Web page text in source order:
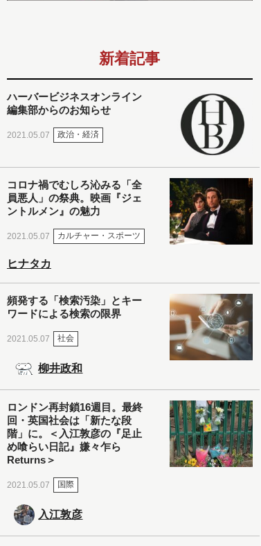
新着記事
ハーバービジネスオンライン
編集部からのお知らせ
2021.05.07 政治・経済
コロナ禍でむしろ沁みる「全
員悪人」の祭典。映画『ジェ
ントルメン』の魅力
2021.05.07 カルチャー・スポーツ
ヒナタカ
頻発する「検索汚染」とキー
ワードによる検索の限界
2021.05.07 社会
柳井政和
ロンドン再封鎖16週目。最終
回・英国社会は「新たな段
階」に。＜入江敦彦の『足止
め喰らい日記』嫌々乍ら
Returns＞
2021.05.07 国際
入江敦彦